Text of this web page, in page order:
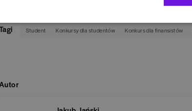
Student Konkursy dla studentów Konkurs dla finansistów